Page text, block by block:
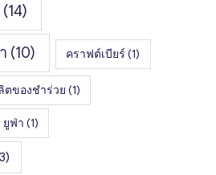
(14)
(10) คราฟต์เบียร์ (1)
ตของชำร่วย (1)
ยูฟ่า (1)